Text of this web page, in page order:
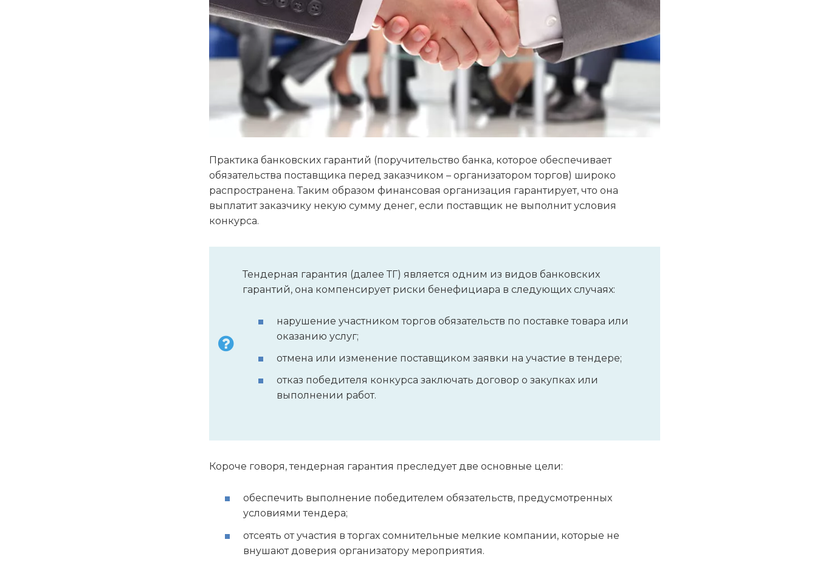
Практика банковских гарантий (поручительство банка, которое обеспечивает
обязательства поставщика перед заказчиком – организатором торгов) широко
распространена. Таким образом финансовая организация гарантирует, что она
выплатит заказчику некую сумму денег, если поставщик не выполнит условия
конкурса.
Тендерная гарантия (далее ТГ) является одним из видов банковских
гарантий, она компенсирует риски бенефициара в следующих случаях:
нарушение участником торгов обязательств по поставке товара или
оказанию услуг;
отмена или изменение поставщиком заявки на участие в тендере;
отказ победителя конкурса заключать договор о закупках или
выполнении работ.
Короче говоря, тендерная гарантия преследует две основные цели:
обеспечить выполнение победителем обязательств, предусмотренных
условиями тендера;
отсеять от участия в торгах сомнительные мелкие компании, которые не
внушают доверия организатору мероприятия.